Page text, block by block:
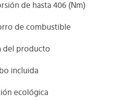
de hasta 406 (Nm)
de combustible
del producto
incluida
ecológica